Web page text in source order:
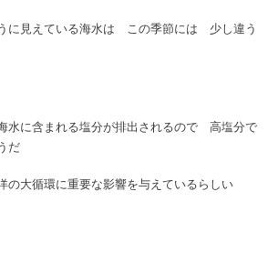
に見えている海水は この季節には 少し違う
水に含まれる塩分が排出されるので 高塩分で
だ
大循環に重要な影響を与えているらしい